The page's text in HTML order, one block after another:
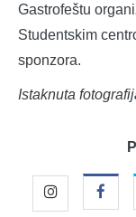
Gastrofeštu
Studentskim
sponzora.
Istaknuta